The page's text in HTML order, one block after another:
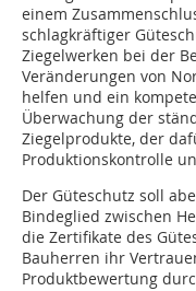
einem
schlagkräftiger
Ziegelwerken bei der
Veränderungen von
helfen und ein
Überwachung der
Ziegelprodukte, der
Produktionskontrolle
Der Güteschutz soll
Bindeglied zwischen
die Zertifikate des
Bauherren ihr
Produktbewertung